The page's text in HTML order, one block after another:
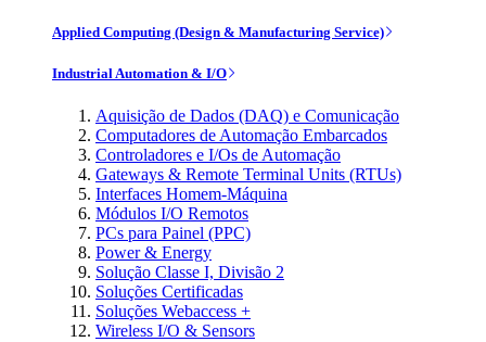
Applied Computing (Design & Manufacturing Service)
Industrial Automation & I/O
Aquisição de Dados (DAQ) e Comunicação
Computadores de Automação Embarcados
Controladores e I/Os de Automação
Gateways & Remote Terminal Units (RTUs)
Interfaces Homem-Máquina
Módulos I/O Remotos
PCs para Painel (PPC)
Power & Energy
Solução Classe I, Divisão 2
Soluções Certificadas
Soluções Webaccess +
Wireless I/O & Sensors